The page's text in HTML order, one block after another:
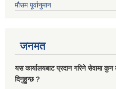
मौसम पूर्वानुमान
जनमत
यस कार्यालयबाट प्रदान गरिने सेवामा कुन
दिनुहुन्छ ?